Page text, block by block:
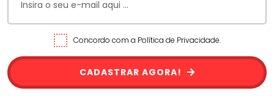
Concordo com a Política de Privacidade.
CADASTRAR AGORA!